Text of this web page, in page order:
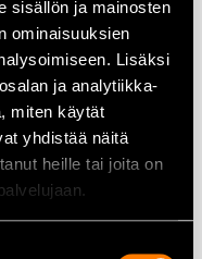
sisällön ja mainosten
ominaisuuksien
Lisäksi
ja analytiikka-
miten käytät
yhdistää näitä
heille tai joita on
Makita D-15958
Lasiporanterä 5mm
6,90€
Lisää ostoskoriin